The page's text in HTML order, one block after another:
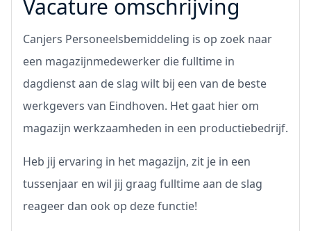
Vacature omschrijving
Canjers Personeelsbemiddeling is op zoek naar
een magazijnmedewerker die fulltime in
dagdienst aan de slag wilt bij een van de beste
werkgevers van Eindhoven. Het gaat hier om
magazijn werkzaamheden in een productiebedrijf.
Heb jij ervaring in het magazijn, zit je in een
tussenjaar en wil jij graag fulltime aan de slag
reageer dan ook op deze functie!